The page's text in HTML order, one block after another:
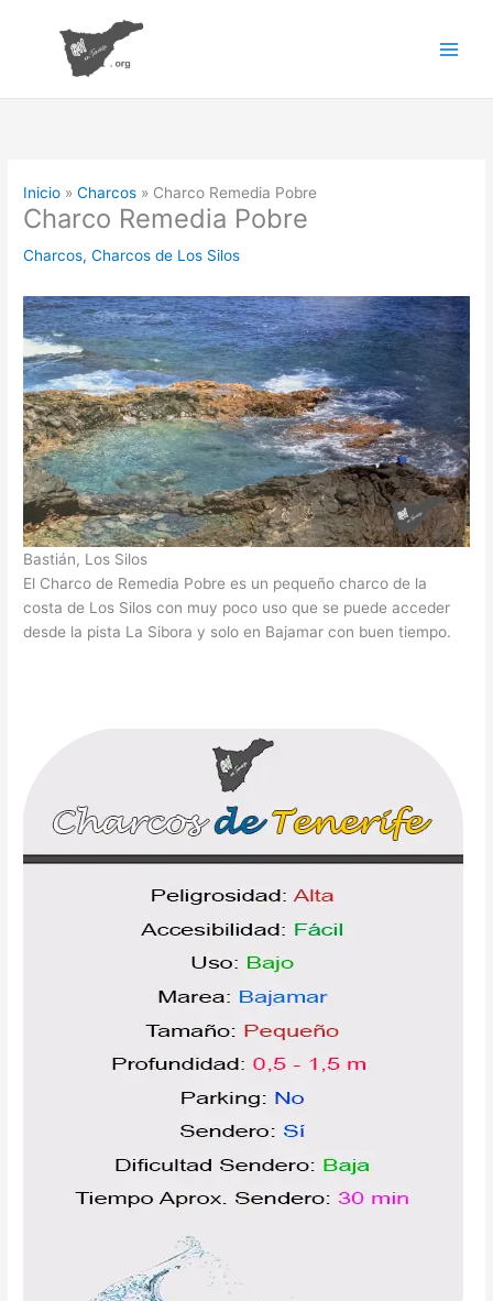
contenido
Inicio Charcos Charco Remedia Pobre
Charco Remedia Pobre
Charcos,Charcos de Los Silos
Bastián, Los Silos
El Charco de Remedia Pobre es un pequeño charco de la
costa de Los Silos con muy poco uso que se puede acceder
desde la pista La Sibora y solo en Bajamar con buen tiempo.